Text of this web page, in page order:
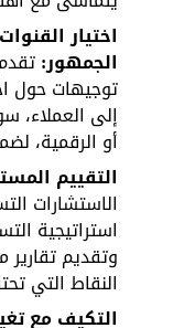
اختيار
الجمهور:
توجيهات حول
إلى العملاء،
أو الرقمية،
التقييم
الاستشارات
استراتيجية
وتقديم تقارير
النقاط التي
التكيف مع